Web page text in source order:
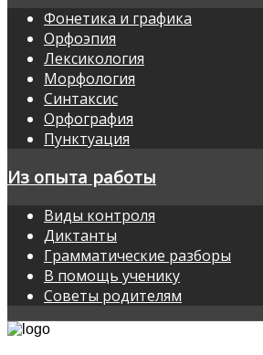
Фонетика и графика
Орфоэпия
Лексикология
Морфология
Синтаксис
Орфография
Пунктуация
Из опыта работы
Виды контроля
Диктанты
Грамматические разборы
В помощь ученику
Советы родителям